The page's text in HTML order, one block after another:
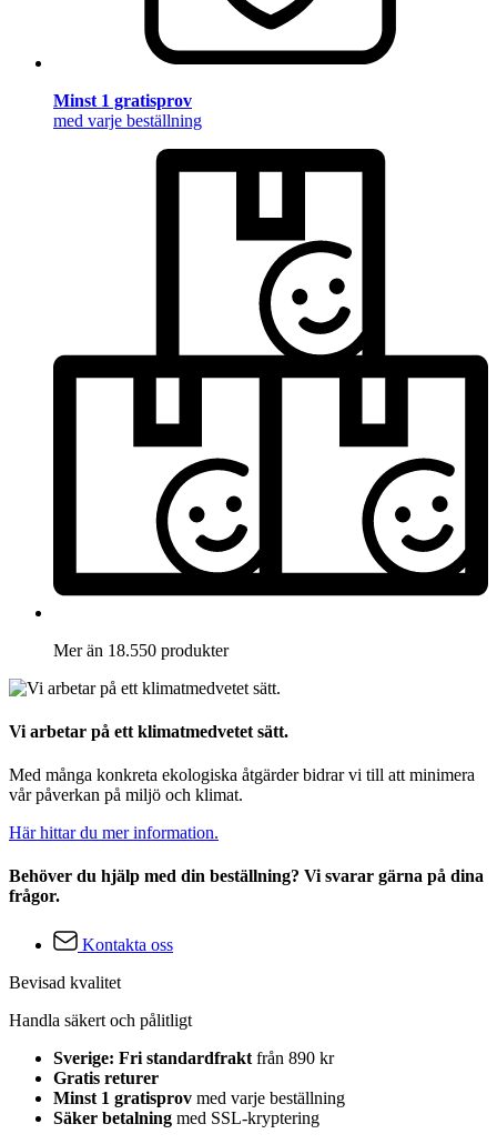
Minst 1 gratisprov
med varje beställning
Mer än 18.550 produkter
Vi arbetar på ett klimatmedvetet sätt.
Med många konkreta ekologiska åtgärder bidrar vi till att minimera
vår påverkan på miljö och klimat.
Här hittar du mer information.
Behöver du hjälp med din beställning? Vi svarar gärna på dina
frågor.
Kontakta oss
Bevisad kvalitet
Handla säkert och pålitligt
Sverige: Fri standardfrakt från 890 kr
Gratis returer
Minst 1 gratisprov med varje beställning
Säker betalning med SSL-kryptering